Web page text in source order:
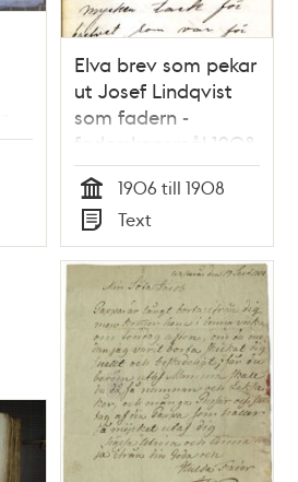
Elva brev som pekar
ut Josef Lindqvist
som fadern -
faderskapsmål 1908
Tid
1906 till 1908
Typ
Text